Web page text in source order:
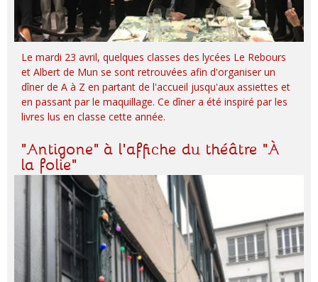
Le mardi 23 avril, quelques classes des lycées Le Rebours
et Albert de Mun se sont retrouvées afin d'organiser un
dîner de A à Z en partant de l'accueil jusqu'aux assiettes et
en passant par le maquillage. Ce dîner a été inspiré par les
livres lus en classe cette année.
"Antigone" à l'affiche du théâtre "À
la folie"